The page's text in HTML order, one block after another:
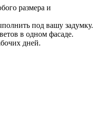
размера и
под вашу задумку.
в одном фасаде.
дней.